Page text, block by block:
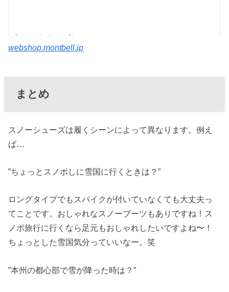
webshop.montbell.jp
まとめ
スノーシューズは履くシーンによって異なります。例え
ば…
”ちょっとスノボしに雪国に行くときは？”
ロングタイプでもスパイクが付いていなくても大丈夫っ
てことです。おしゃれなスノーブーツもありですね！ス
ノボ旅行に行くなら足元もおしゃれしたいですよね〜！
ちょっとした雪国気分っていいなー。笑
”本州の都心部で雪が降った時は？”